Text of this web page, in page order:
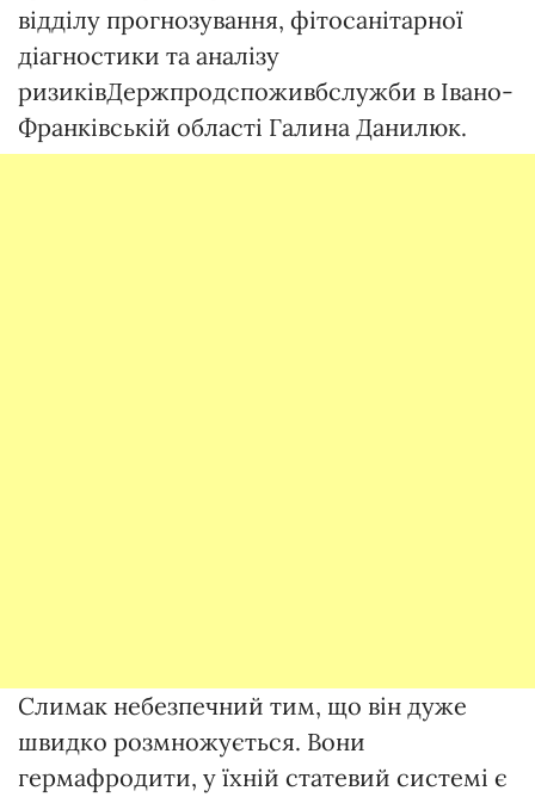
відділу прогнозування, фітосанітарної
діагностики та аналізу
ризиківДержпродспоживбслужби в Івано-
Франківській області Галина Данилюк.
Слимак небезпечний тим, що він дуже
швидко розмножується. Вони
гермафродити, у їхній статевий системі є